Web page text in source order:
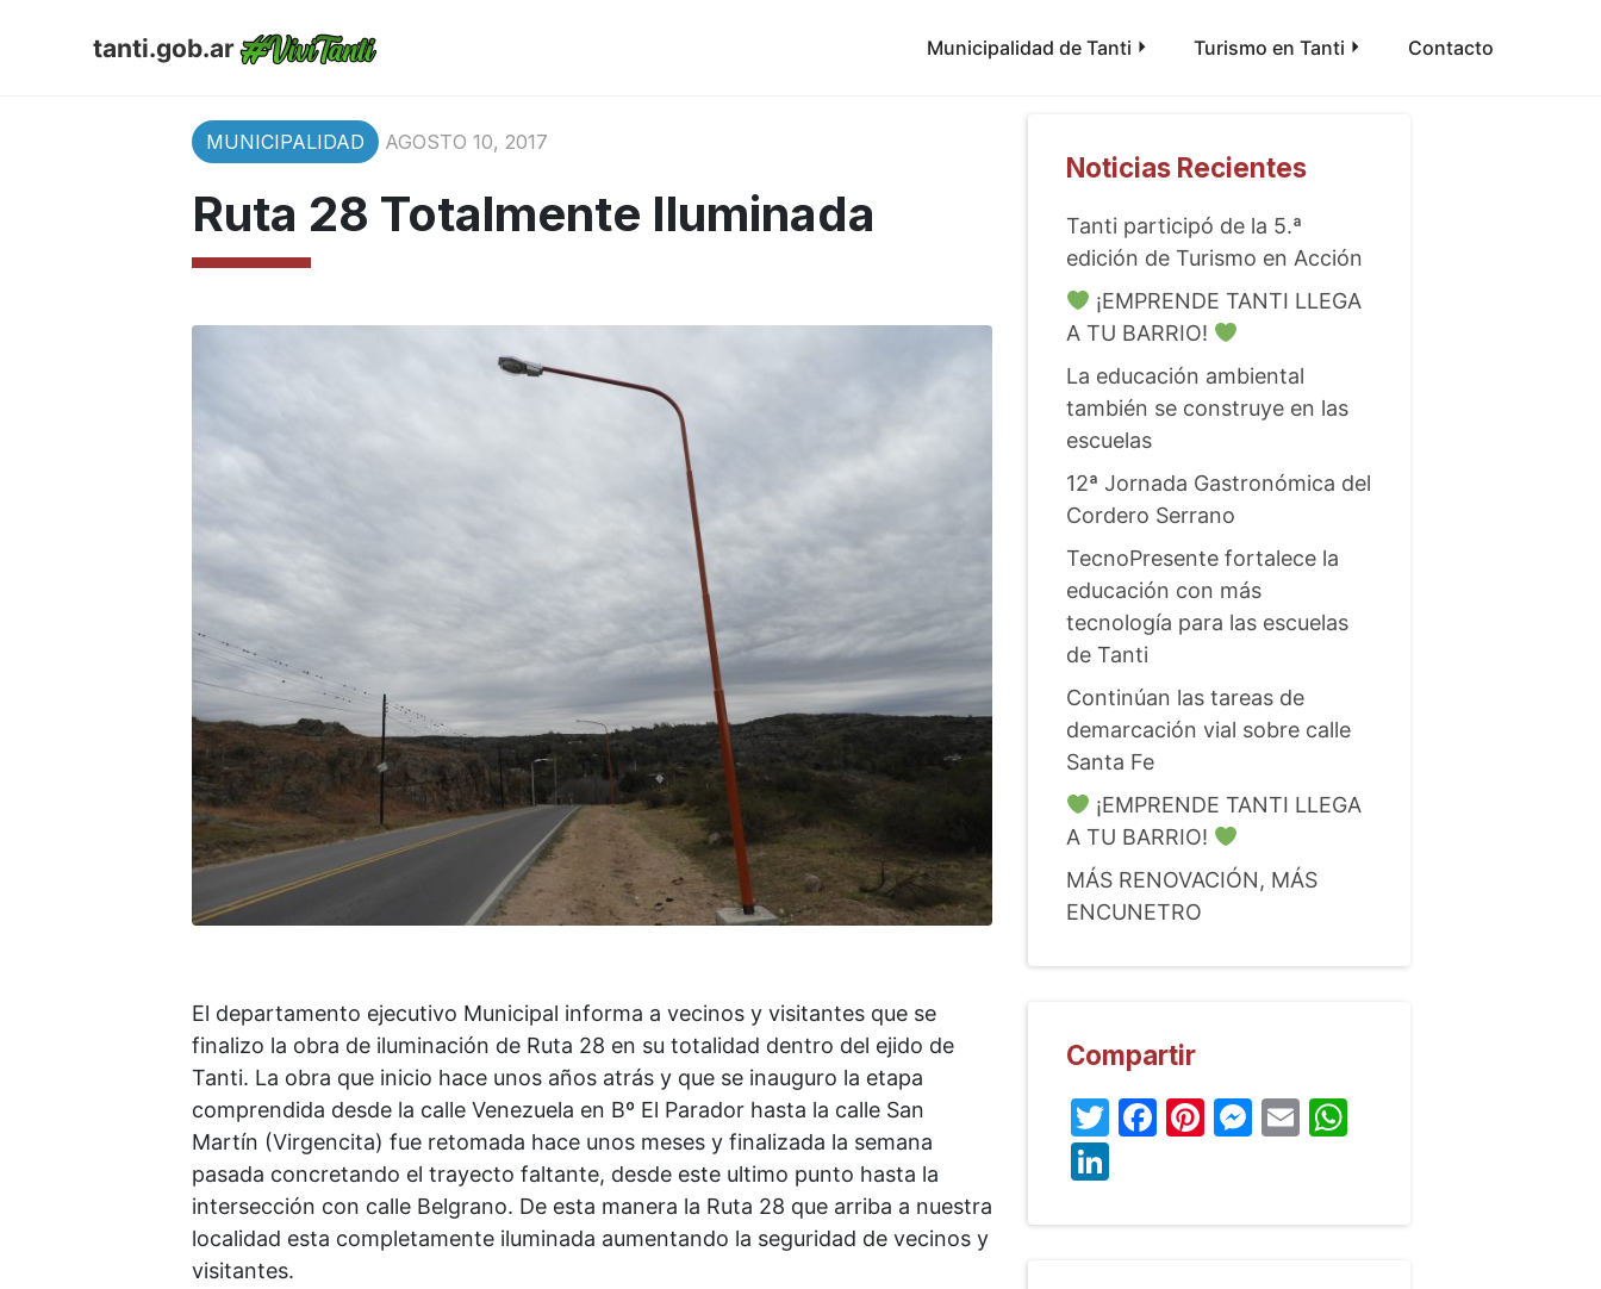
tanti.gob.ar Municipalidad de Tanti Turismo en Tanti Contacto
MUNICIPALIDAD AGOSTO 10, 2017
Ruta 28 Totalmente Iluminada
El departamento ejecutivo Municipal informa a vecinos y visitantes que se
finalizo la obra de iluminación de Ruta 28 en su totalidad dentro del ejido de
Tanti. La obra que inicio hace unos años atrás y que se inauguro la etapa
comprendida desde la calle Venezuela en Bº El Parador hasta la calle San
Martín (Virgencita) fue retomada hace unos meses y finalizada la semana
pasada concretando el trayecto faltante, desde este ultimo punto hasta la
intersección con calle Belgrano. De esta manera la Ruta 28 que arriba a nuestra
localidad esta completamente iluminada aumentando la seguridad de vecinos y
visitantes.
Noticias Recientes
Tanti participó de la 5.ª
edición de Turismo en Acción
¡EMPRENDE TANTI LLEGA
A TU BARRIO!
La educación ambiental
también se construye en las
escuelas
12ª Jornada Gastronómica del
Cordero Serrano
TecnoPresente fortalece la
educación con más
tecnología para las escuelas
de Tanti
Continúan las tareas de
demarcación vial sobre calle
Santa Fe
¡EMPRENDE TANTI LLEGA
A TU BARRIO!
MÁS RENOVACIÓN, MÁS
ENCUNETRO
Compartir
Twitter
Facebook
Pinterest
Messenger
EmailWhatsApp
LinkedIn